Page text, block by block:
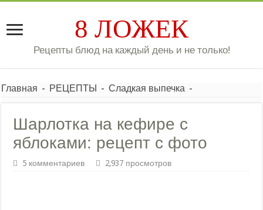
8 ЛОЖЕК
Рецепты блюд на каждый день и не только!
Главная - РЕЦЕПТЫ - Сладкая выпечка -
Шарлотка на кефире с
яблоками: рецепт с фото
5 комментариев 2,937 просмотров